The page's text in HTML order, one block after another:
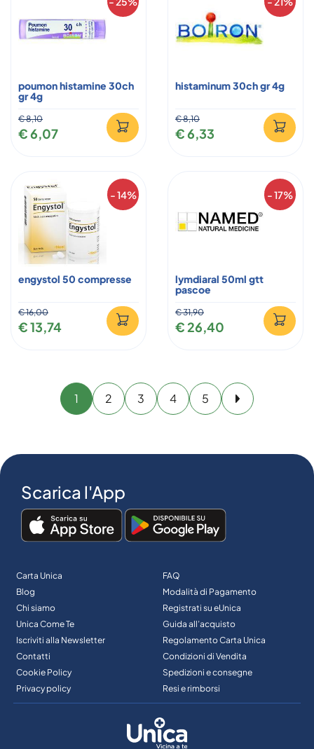
poumon histamine 30ch
gr 4g
€ 8,10
€ 6,07
histaminum 30ch gr 4g
€ 8,10
€ 6,33
- 14%
engystol 50 compresse
€ 16,00
€ 13,74
- 17%
lymdiaral 50ml gtt
pascoe
€ 31,90
€ 26,40
1 2 3 4 5 Avanti
Scarica l'App
Carta Unica
Blog
Chi siamo
Unica Come Te
Iscriviti alla Newsletter
Contatti
Cookie Policy
Privacy policy
FAQ
Modalità di Pagamento
Registrati su eUnica
Guida all’acquisto
Regolamento Carta Unica
Condizioni di Vendita
Spedizioni e consegne
Resi e rimborsi